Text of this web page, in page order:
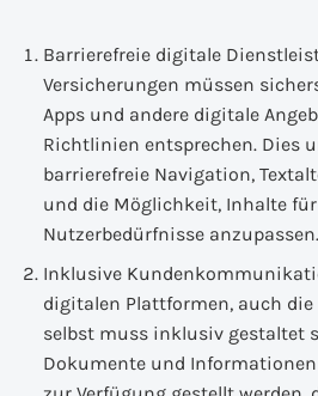
Barrierefreie digitale
Versicherungen müssen
Apps und andere digitale
Richtlinien entsprechen. Dies
barrierefreie Navigation,
und die Möglichkeit, Inhalte
Nutzerbedürfnisse anzupassen.
Inklusive
digitalen Plattformen, auch
selbst muss inklusiv gestaltet
Dokumente und